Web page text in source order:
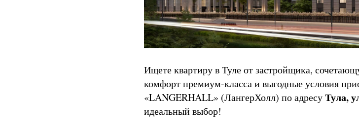
Ищете квартиру в Туле от застройщика,
комфорт премиум-класса и выгодные условия
«LANGERHALL» (ЛангерХолл) по адресуТула,
идеальный выбор!